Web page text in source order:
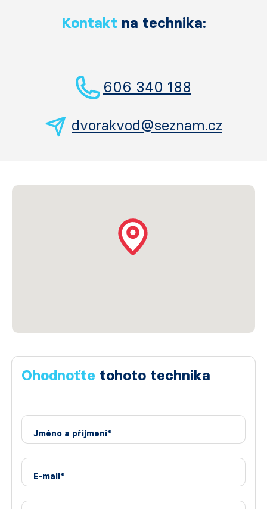
Kontakt na technika:
606 340 188
dvorakvod@seznam.cz
Ohodnoťte tohoto technika
Jméno a příjmení*
E-mail*